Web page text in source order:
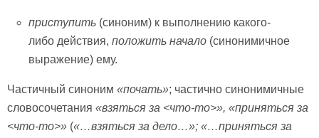
приступить (синоним) к выполнению какого-
либо действия,положить начало (синонимичное
выражение) ему.
Частичный синоним «почать»; частично синонимичные
словосочетания «взяться за <что-то>», «приняться за
<что-то>» («…взяться за дело…»; «…приняться за